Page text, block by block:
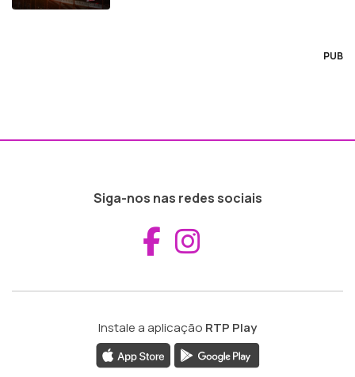
PUB
Siga-nos nas redes sociais
Aceder ao
Instale a aplicação RTP Play